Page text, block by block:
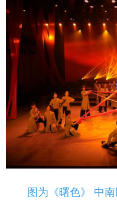
城市 旅游
彩票 娱乐
一带一路
文化产业
地方频道
北京 天津
辽宁 吉林
图为《曙色》 中南